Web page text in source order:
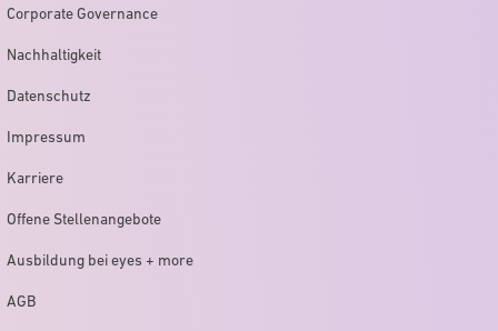
Corporate Governance
Nachhaltigkeit
Datenschutz
Impressum
Karriere
Offene Stellenangebote
Ausbildung bei eyes + more
AGB